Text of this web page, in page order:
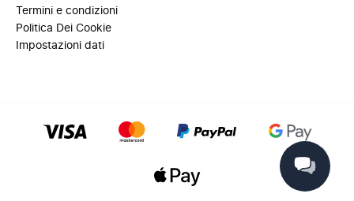
Termini e condizioni
Politica Dei Cookie
Impostazioni dati